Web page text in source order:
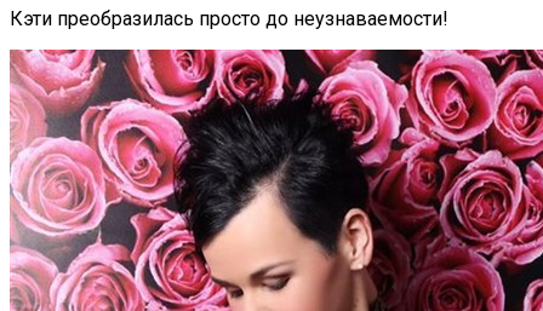
Кэти преобразилась просто до неузнаваемости!